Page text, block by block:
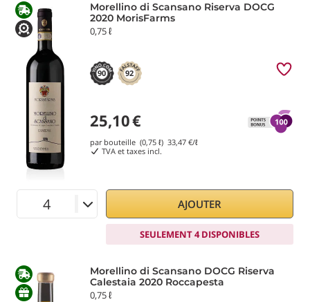
Morellino di Scansano Riserva DOCG
2020 MorisFarms
0,75 ℓ
90 92
25,10€
par bouteille (0,75 ℓ) 33,47 €/ℓ
TVA et taxes incl.
AJOUTER
SEULEMENT 4 DISPONIBLES
Morellino di Scansano DOCG Riserva
Calestaia 2020 Roccapesta
0,75 ℓ